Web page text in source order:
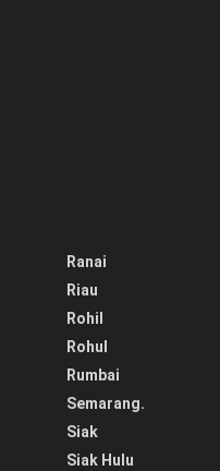
Ranai
Riau
Rohil
Rohul
Rumbai
Semarang.
Siak
Siak Hulu